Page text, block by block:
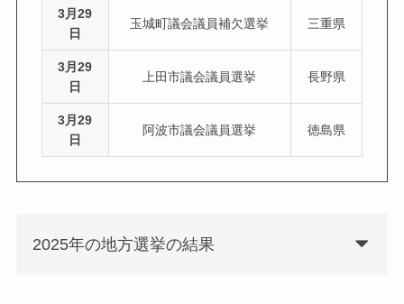
3月29
日
玉城町議会議員補欠選挙 三重県
3月29
日
上田市議会議員選挙 長野県
3月29
日
阿波市議会議員選挙 徳島県
2025年の地方選挙の結果